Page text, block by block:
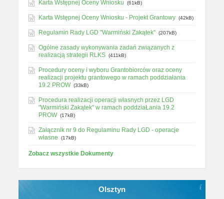
Karta Wstępnej Oceny Wniosku (61kB)
Karta Wstępnej Oceny Wniosku - Projekt Grantowy (42kB)
Regulamin Rady LGD "Warmiński Zakątek" (207kB)
Ogólne zasady wykonywania zadań związanych z
realizacją strategii RLKS (411kB)
Procedury oceny i wyboru Grantobiorców oraz oceny
realizacji projektu grantowego w ramach poddziałania
19.2 PROW (33kB)
Procedura realizacji operacji własnych przez LGD
"Warmiński Zakątek" w ramach poddziaŁania 19.2
PROW (17kB)
Załącznik nr 9 do Regulaminu Rady LGD - operacje
własne
(17kB)
Zobacz wszystkie Dokumenty
Olsztyn